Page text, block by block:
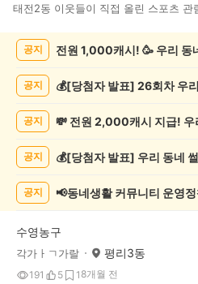
태전2동 이웃들이 직접 올린 스포츠 관
글
공지 전원 1,000캐시! 🥳 우리 동
공지
공지
공지
공지 📢동네생활 커뮤니티 운영
수영농구
각가ㅏㄱ가랄 평리3동
191 5 1 8개월 전